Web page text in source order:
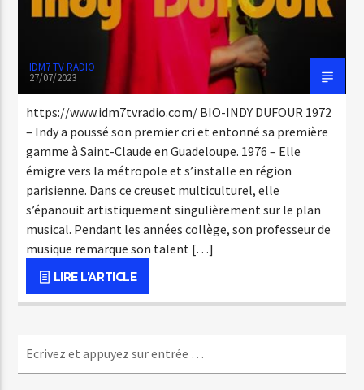
IDM7 TV RADIO
27/07/2023
https://www.idm7tvradio.com/ BIO-INDY DUFOUR 1972
– Indy a poussé son premier cri et entonné sa première
gamme à Saint-Claude en Guadeloupe. 1976 – Elle
émigre vers la métropole et s’installe en région
parisienne. Dans ce creuset multiculturel, elle
s’épanouit artistiquement singulièrement sur le plan
musical. Pendant les années collège, son professeur de
musique remarque son talent […]
LIRE L'ARTICLE